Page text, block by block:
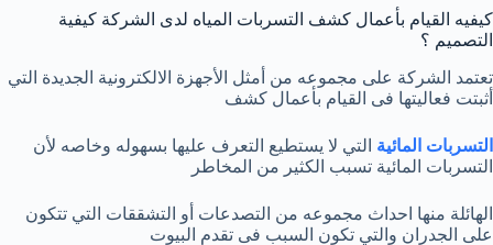
كيفيه القيام بأعمال كشف التسربات المياه لدى الشركة كيفية
التصميم ؟
تعتمد الشركة على مجموعه من أمثل الأجهزة الالكترونية الجديدة التي
أثبتت فعاليتها فى القيام بأعمال كشف
التسربات المائية التي لا يستطيع التعرف عليها بسهوله وخاصه لأن
التسربات المائية تسبب الكثير من المخاطر
الهائلة منها احداث مجموعه من التصدعات أو التشققات التي تتكون
على الجدران والتي تكون السبب فى تقدم البيوت